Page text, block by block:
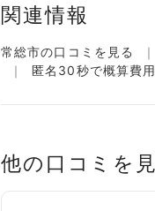
関連情報
常総市の口コミを見る
匿名30秒で概算費
他の口コミを